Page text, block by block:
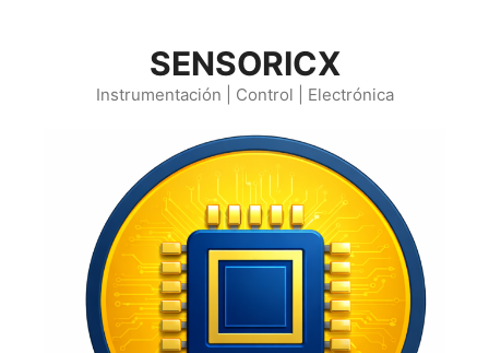
SENSORICX
Instrumentación | Control | Electrónica